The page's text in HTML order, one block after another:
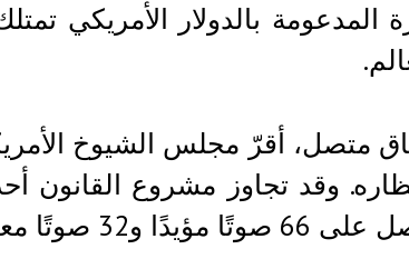
المدعومة بالدولار الأمريكي
وقد تجاوز مشروع القانون
مما مهد الطريق لمزيد من النقاش.